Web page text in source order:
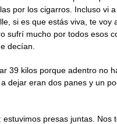
por los cigarros. Incluso vi
si es que estás viva, te
sufrí mucho por todos esos
decían.
39 kilos porque adentro no
dejar eran dos panes y un
presas juntas.